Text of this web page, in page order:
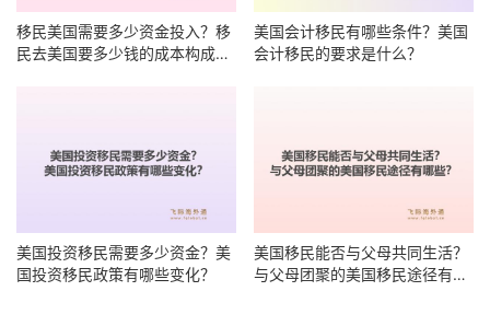
移民美国需要多少资金投入？移
民去美国要多少钱的成本构成有
美国会计移民有哪些条件？美国
会计移民的要求是什么？
美国投资移民需要多少资金？美
国投资移民政策有哪些变化？
美国移民能否与父母共同生活？
与父母团聚的美国移民途径有哪